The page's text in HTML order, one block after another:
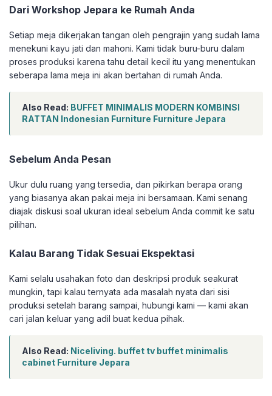
Dari Workshop Jepara ke Rumah Anda
Setiap meja dikerjakan tangan oleh pengrajin yang sudah lama
menekuni kayu jati dan mahoni. Kami tidak buru-buru dalam
proses produksi karena tahu detail kecil itu yang menentukan
seberapa lama meja ini akan bertahan di rumah Anda.
Also Read: BUFFET MINIMALIS MODERN KOMBINSI
RATTAN Indonesian Furniture Furniture Jepara
Sebelum Anda Pesan
Ukur dulu ruang yang tersedia, dan pikirkan berapa orang
yang biasanya akan pakai meja ini bersamaan. Kami senang
diajak diskusi soal ukuran ideal sebelum Anda commit ke satu
pilihan.
Kalau Barang Tidak Sesuai Ekspektasi
Kami selalu usahakan foto dan deskripsi produk seakurat
mungkin, tapi kalau ternyata ada masalah nyata dari sisi
produksi setelah barang sampai, hubungi kami — kami akan
cari jalan keluar yang adil buat kedua pihak.
Also Read: Niceliving. buffet tv buffet minimalis
cabinet Furniture Jepara